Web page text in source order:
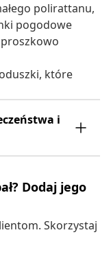
polirattanu,
pogodowe
które
i
Dodaj jego
Skorzystaj